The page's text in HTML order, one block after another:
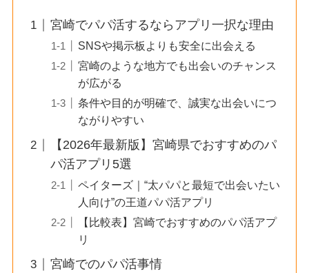
宮崎でパパ活するならアプリ一択な理由
SNSや掲示板よりも安全に出会える
宮崎のような地方でも出会いのチャンス
が広がる
条件や目的が明確で、誠実な出会いにつ
ながりやすい
【2026年最新版】宮崎県でおすすめのパ
パ活アプリ5選
ペイターズ｜“太パパと最短で出会いたい
人向け”の王道パパ活アプリ
【比較表】宮崎でおすすめのパパ活アプ
リ
宮崎でのパパ活事情